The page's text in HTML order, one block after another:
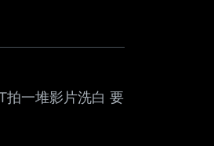
拍一堆影片洗白 要